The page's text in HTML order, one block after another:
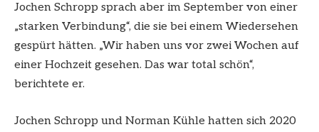
Jochen Schropp sprach aber im September von einer
„starken Verbindung“, die sie bei einem Wiedersehen
gespürt hätten. „Wir haben uns vor zwei Wochen auf
einer Hochzeit gesehen. Das war total schön“,
berichtete er.
Jochen Schropp und Norman Kühle hatten sich 2020